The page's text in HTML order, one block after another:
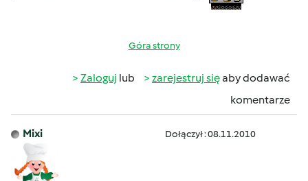
Góra strony
Zaloguj lub zarejestruj sięaby dodawać
komentarze
Mixi Dołączył : 08.11.2010